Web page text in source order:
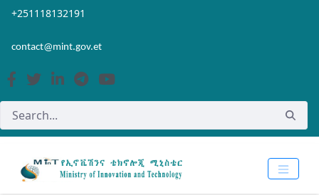
Skip to Main Content
Open Accessibility Menu
+251118132191
contact@mint.gov.et